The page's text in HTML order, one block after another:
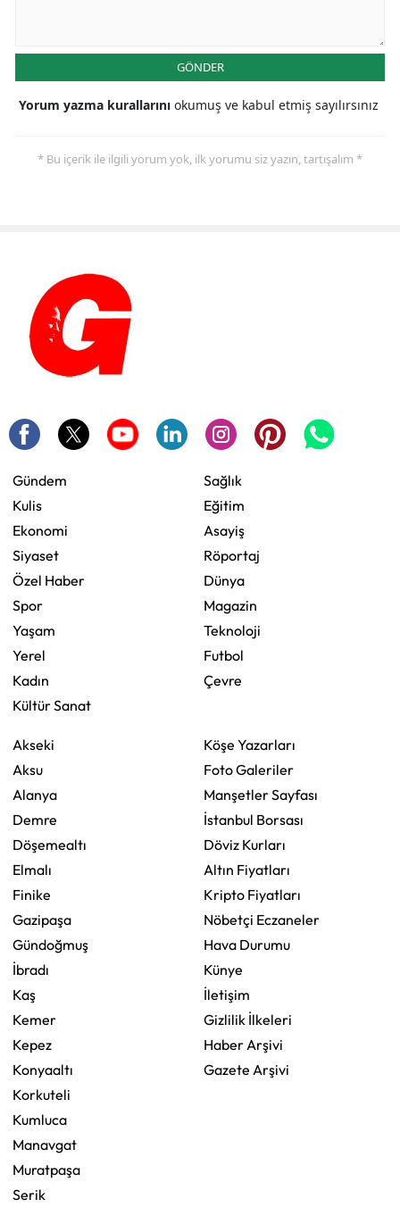
GÖNDER
Yorum yazma kurallarını okumuş ve kabul etmiş sayılırsınız
* Bu içerik ile ilgili yorum yok, ilk yorumu siz yazın, tartışalım *
Gündem
Kulis
Ekonomi
Siyaset
Özel Haber
Spor
Yaşam
Yerel
Kadın
Kültür Sanat
Sağlık
Eğitim
Asayiş
Röportaj
Dünya
Magazin
Teknoloji
Futbol
Çevre
Akseki
Aksu
Alanya
Demre
Döşemealtı
Elmalı
Finike
Gazipaşa
Gündoğmuş
İbradı
Kaş
Kemer
Kepez
Konyaaltı
Korkuteli
Kumluca
Manavgat
Muratpaşa
Serik
Köşe Yazarları
Foto Galeriler
Manşetler Sayfası
İstanbul Borsası
Döviz Kurları
Altın Fiyatları
Kripto Fiyatları
Nöbetçi Eczaneler
Hava Durumu
Künye
İletişim
Gizlilik İlkeleri
Haber Arşivi
Gazete Arşivi